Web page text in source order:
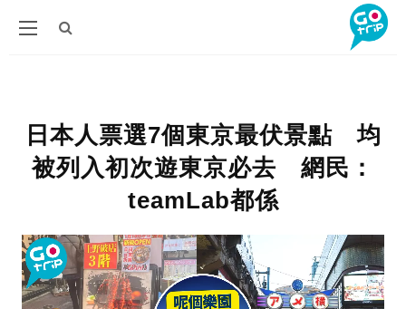
日本人票選7個東京最伏景點 均
被列入初次遊東京必去 網民：
teamLab都係